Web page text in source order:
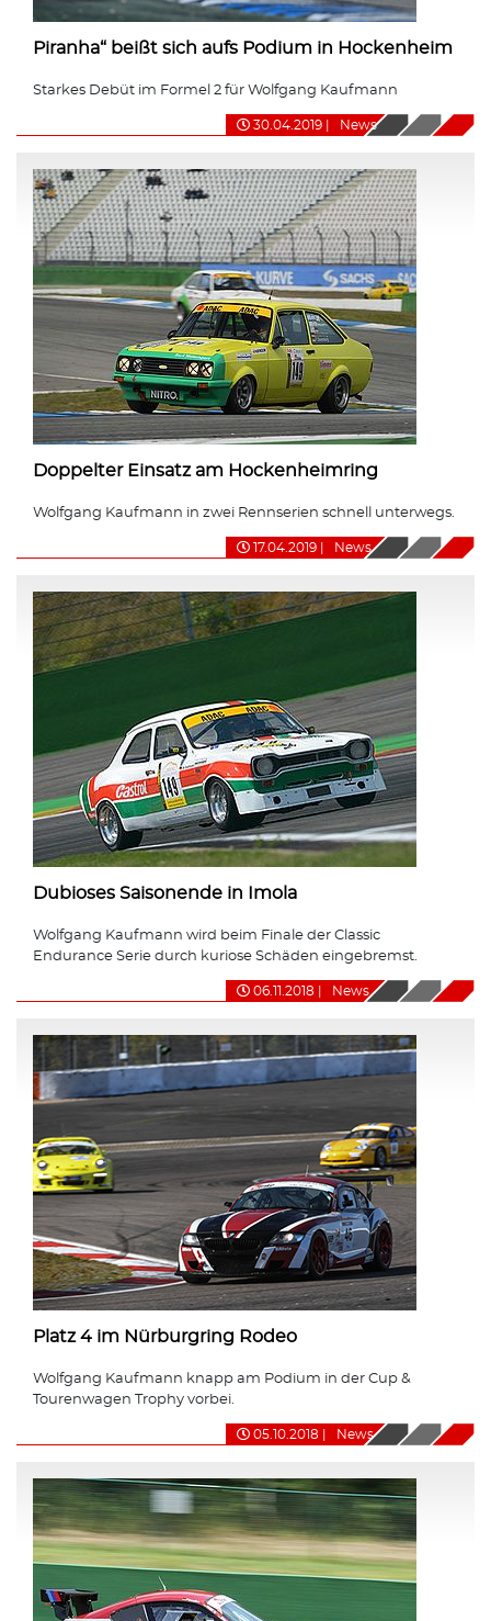
Piranha“ beißt sich aufs Podium in Hockenheim
Starkes Debüt im Formel 2 für Wolfgang Kaufmann
30.04.2019 News
Doppelter Einsatz am Hockenheimring
Wolfgang Kaufmann in zwei Rennserien schnell unterwegs.
17.04.2019 News
Dubioses Saisonende in Imola
Wolfgang Kaufmann wird beim Finale der Classic
Endurance Serie durch kuriose Schäden eingebremst.
06.11.2018 News
Platz 4 im Nürburgring Rodeo
Wolfgang Kaufmann knapp am Podium in der Cup &
Tourenwagen Trophy vorbei.
05.10.2018 News